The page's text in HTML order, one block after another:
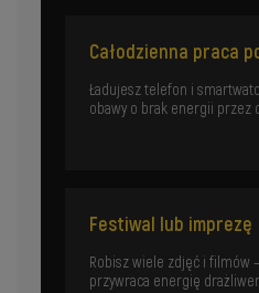
Całodzienna praca
Ładujesz telefon i
obawy o brak energii przez
Festiwal lub imprezę
Robisz wiele zdjęć i filmów
przywraca energię